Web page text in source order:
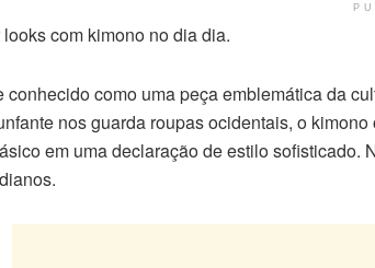
com kimono no dia dia.
conhecido como uma peça emblemática da
nos guarda roupas ocidentais, o
em uma declaração de estilo